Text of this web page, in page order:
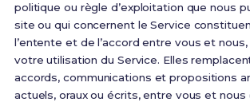
politique ou règle d’exploitation que nous
site ou qui concernent le Service
l’entente et de l’accord entre vous et
votre utilisation du Service. Elles
accords, communications et propositions
actuels, oraux ou écrits, entre vous et nous